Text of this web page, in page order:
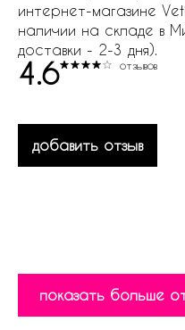
интернет-магазине
наличии на складе в
доставки - 2-3 дня).
4.6 отзывов
добавить отзыв
показать больше